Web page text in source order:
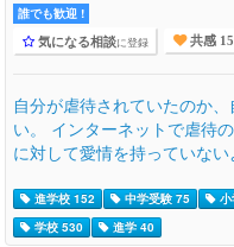
誰でも歓迎 !
気になる相談に登録 共感 15
自分が虐待されていたのか
い。 インターネットで虐待
に対して愛情を持っていな
進学校 152 中学受験 75
学校 530
進学 40